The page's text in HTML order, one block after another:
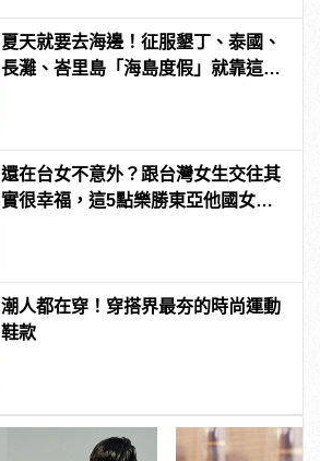
夏天就要去海邊！征服墾丁、泰國、
長灘、峇里島「海島度假」就靠這10
還在台女不意外？跟台灣女生交往其
實很幸福，這5點樂勝東亞他國女
潮人都在穿！穿搭界最夯的時尚運動
鞋款